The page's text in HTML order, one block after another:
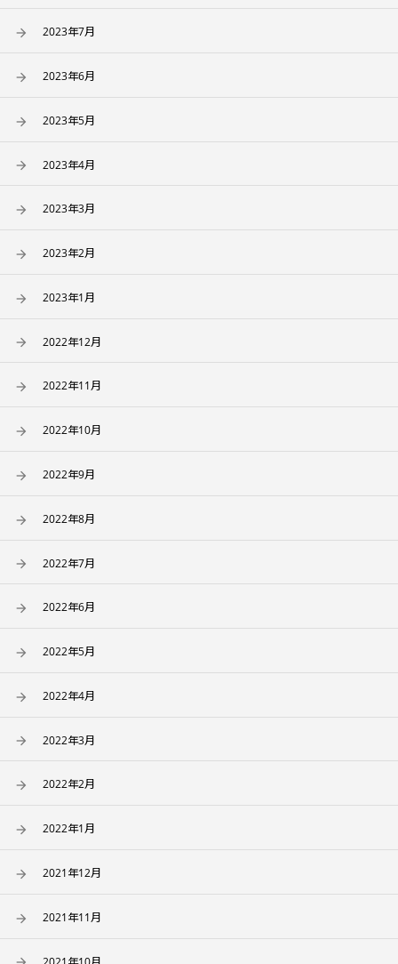
2023年7月
2023年6月
2023年5月
2023年4月
2023年3月
2023年2月
2023年1月
2022年12月
2022年11月
2022年10月
2022年9月
2022年8月
2022年7月
2022年6月
2022年5月
2022年4月
2022年3月
2022年2月
2022年1月
2021年12月
2021年11月